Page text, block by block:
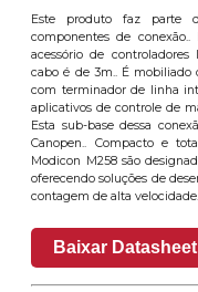
Este produto faz parte
componentes de
acessório de
cabo é de 3m.. É mobiliado
com terminador de linha
aplicativos de controle de
Esta sub-base dessa
Canopen.. Compacto e
Modicon M258 são
oferecendo soluções de
contagem de alta
Baixar Datasheet